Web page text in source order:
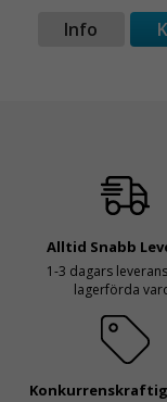
Info
Alltid Snabb
1-3 dagars
lagerförda